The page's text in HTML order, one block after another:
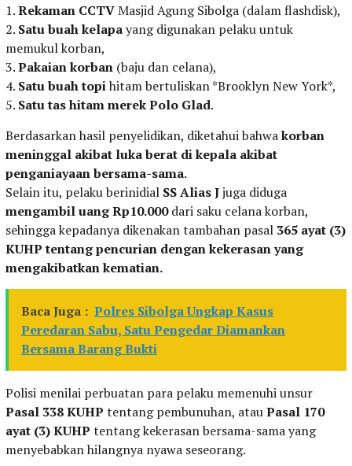
1.Rekaman CCTVMasjid Agung Sibolga (dalam flashdisk),
2. Satu buah kelapayang digunakan pelaku untuk
memukul korban,
3.Pakaian korban (baju dan celana),
4. Satu buah topihitam bertuliskan *Brooklyn New York*,
5. Satu tas hitam merek Polo Glad.
Berdasarkan hasil penyelidikan, diketahui bahwakorban
meninggal akibat luka berat di kepala akibat
penganiayaan bersama-sama.
Selain itu, pelaku berinidial SS Alias Jjuga diduga
mengambil uang Rp10.000dari saku celana korban,
sehingga kepadanya dikenakan tambahan pasal 365 ayat (3)
KUHP tentang pencurian dengan kekerasan yang
mengakibatkan kematian.
Baca Juga : Polres Sibolga Ungkap Kasus
Peredaran Sabu, Satu Pengedar Diamankan
Bersama Barang Bukti
Polisi menilai perbuatan para pelaku memenuhi unsur
Pasal 338 KUHP tentang pembunuhan, atauPasal 170
ayat (3) KUHP tentang kekerasan bersama-sama yang
menyebabkan hilangnya nyawa seseorang.